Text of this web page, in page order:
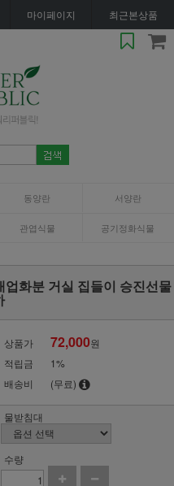
마이페이지 최근본상품
동양란 서양란
관엽식물 공기정화식물
화분 거실 집들이 승진선물
상품가 72,000원
적립금
1%
배송비
(무료)
물받침대
수량